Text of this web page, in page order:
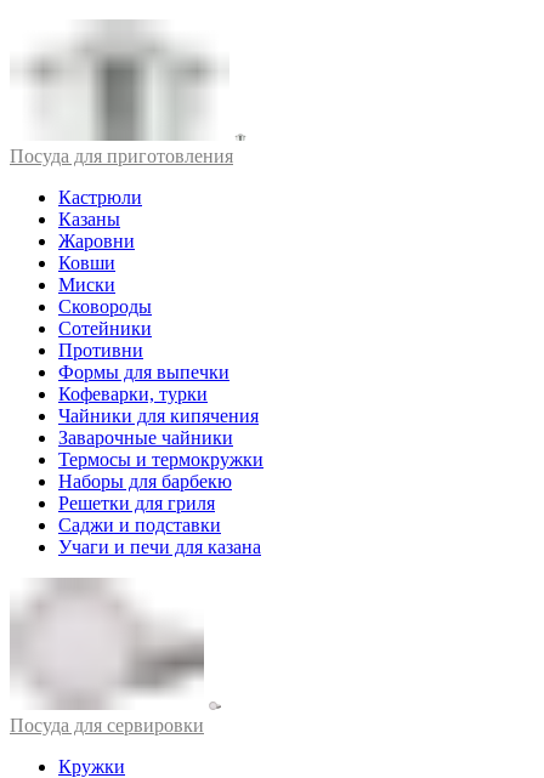
Посуда для приготовления
Кастрюли
Казаны
Жаровни
Ковши
Миски
Сковороды
Сотейники
Противни
Формы для выпечки
Кофеварки, турки
Чайники для кипячения
Заварочные чайники
Термосы и термокружки
Наборы для барбекю
Решетки для гриля
Саджи и подставки
Учаги и печи для казана
Посуда для сервировки
Кружки